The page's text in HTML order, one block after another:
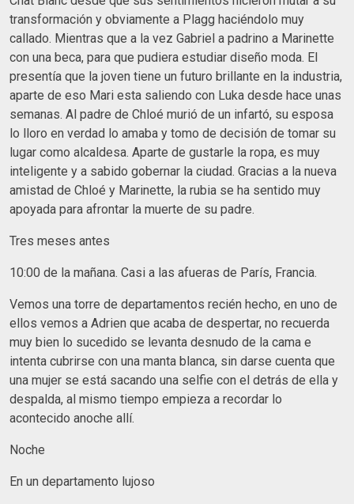
transformación y obviamente a Plagg haciéndolo muy
callado. Mientras que a la vez Gabriel a padrino a Marinette
con una beca, para que pudiera estudiar diseño moda. El
presentía que la joven tiene un futuro brillante en la industria,
aparte de eso Mari esta saliendo con Luka desde hace unas
semanas. Al padre de Chloé murió de un infartó, su esposa
lo lloro en verdad lo amaba y tomo de decisión de tomar su
lugar como alcaldesa. Aparte de gustarle la ropa, es muy
inteligente y a sabido gobernar la ciudad. Gracias a la nueva
amistad de Chloé y Marinette, la rubia se ha sentido muy
apoyada para afrontar la muerte de su padre.
Tres meses antes
10:00 de la mañana. Casi a las afueras de París, Francia.
Vemos una torre de departamentos recién hecho, en uno de
ellos vemos a Adrien que acaba de despertar, no recuerda
muy bien lo sucedido se levanta desnudo de la cama e
intenta cubrirse con una manta blanca, sin darse cuenta que
una mujer se está sacando una selfie con el detrás de ella y
despalda, al mismo tiempo empieza a recordar lo
acontecido anoche allí.
Noche
En un departamento lujoso